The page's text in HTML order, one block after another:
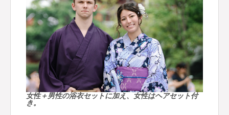
女性＋男性の浴衣セットに加え、女性はヘアセット付
き。